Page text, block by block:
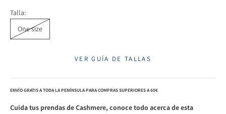
Talla:
One size
VER GUÍA DE TALLAS
ENVÍO GRATIS A TODA LA PENÍNSULA PARA COMPRAS SUPERIORES A 60€
Cuida tus prendas de Cashmere,conoce todo acerca de esta